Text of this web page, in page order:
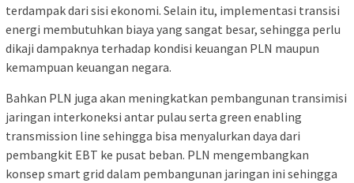
terdampak dari sisi ekonomi. Selain itu, implementasi transisi
energi membutuhkan biaya yang sangat besar, sehingga perlu
dikaji dampaknya terhadap kondisi keuangan PLN maupun
kemampuan keuangan negara.
Bahkan PLN juga akan meningkatkan pembangunan transimisi
jaringan interkoneksi antar pulau serta green enabling
transmission line sehingga bisa menyalurkan daya dari
pembangkit EBT ke pusat beban. PLN mengembangkan
konsep smart grid dalam pembangunan jaringan ini sehingga